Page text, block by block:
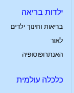
ילדות בריאה
בריאות וחינוך ילדים
לאור
האנתרופוסופיה
כלכלה עולמית